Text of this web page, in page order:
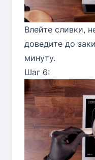
Влейте сливки,
доведите до
минуту.
Шаг 6: